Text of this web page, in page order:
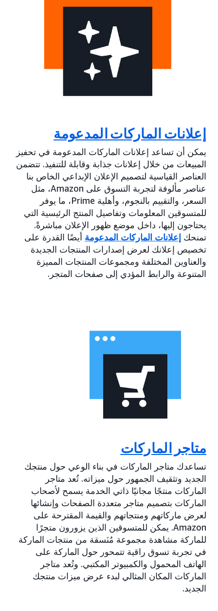
إعلانات الماركات المدعومة
يمكن أن تساعد إعلانات الماركات المدعومة في تحفيز
المبيعات من خلال إعلانات جذابة وقابلة للتنفيذ. تتضمن
العناصر القياسية لتصميم الإعلان الإبداعي الخاص بنا
عناصر مألوفة لتجربة التسوق على Amazon، مثل
السعر، والتقييم بالنجوم، وأهلية Prime، ما يوفر
للمتسوقين المعلومات وتفاصيل المنتج الرئيسية التي
يحتاجون إليها، داخل موضع ظهور الإعلان مباشرةً.
تمنحك إعلانات الماركات المدعومة أيضًا القدرة على
تخصيص إعلانك لعرض إصدارات المنتجات الجديدة
والعناوين المختلفة ومجموعات المنتجات المميزة
المتنوعة والرابط المؤدي إلى صفحات المتجر.
متاجر الماركات
تساعدك متاجر الماركات في بناء الوعي حول منتجك
الجديد وتثقيف الجمهور حول ميزاته. تُعد متاجر
الماركات منتجًا مجانيًا ذاتي الخدمة يسمح لأصحاب
الماركات بتصميم متاجر متعددة الصفحات وإنشائها
لعرض ماركاتهم ومنتجاتهم والقيمة المقترحة على
Amazon. يمكن للمتسوقين الذين يزورون متجرًا
للماركة مشاهدة مجموعة مُنَسقة من منتجات الماركة
في تجربة تسوق راقية تتمحور حول الماركة على
الهاتف المحمول والكمبيوتر المكتبي. وتُعد متاجر
الماركات المكان المثالي لبدء عرض ميزات منتجك
الجديد.